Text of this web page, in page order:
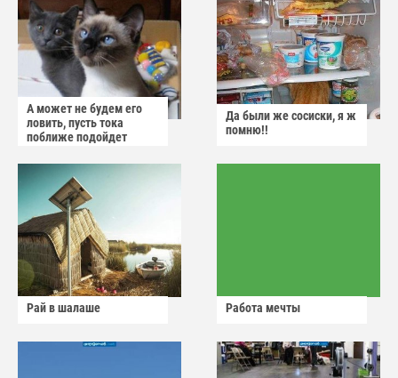
А может не будем его
ловить, пусть тока
поближе подойдет
Да были же сосиски, я ж
помню!!
Рай в шалаше Работа мечты